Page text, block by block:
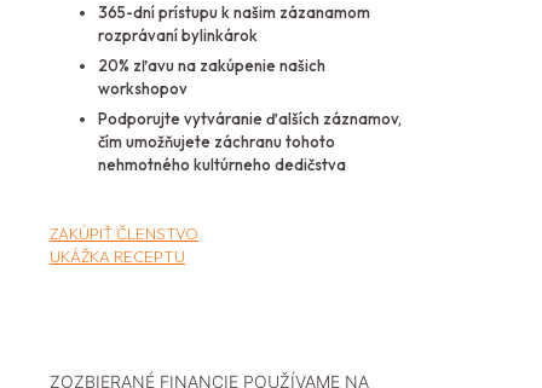
365-dní prístupu k našim zázanamom
rozprávaní bylinkárok
20% zľavu na zakúpenie našich
workshopov
Podporujte vytváranie ďalších záznamov,
čím umožňujete záchranu tohoto
nehmotného kultúrneho dedičstva
ZAKÚPIŤ ČLENSTVO
UKÁŽKA RECEPTU
ZOZBIERANÉ FINANCIE POUŽÍVAME NA